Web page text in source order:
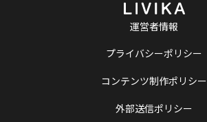
運営者情報
プライバシーポリシー
コンテンツ制作ポリシー
外部送信ポリシー